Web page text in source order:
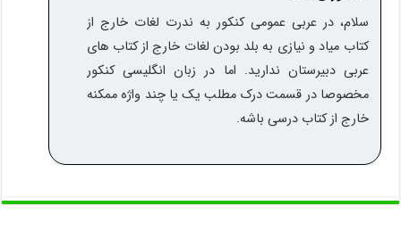
سلام، در عربی عمومی کنکور به ندرت لغات خارج از
کتاب میاد و نیازی به بلد بودن لغات خارج از کتاب های
عربی دبیرستان ندارید. اما در زبان انگلیسی کنکور
مخصوصا در قسمت درک مطلب یک یا چند واژه ممکنه
خارج از کتاب درسی باشه.